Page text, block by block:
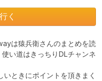
く
は猿兵衛さんのまとめを読
い道はきっちりDLチャンネ
ときにポイントを頂きまく